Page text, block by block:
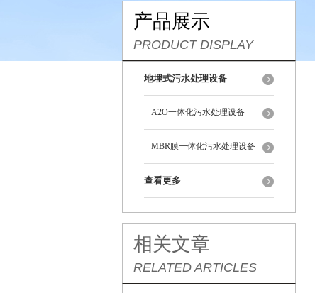
产品展示
PRODUCT DISPLAY
地埋式污水处理设备
A2O一体化污水处理设备
MBR膜一体化污水处理设备
查看更多
相关文章
RELATED ARTICLES